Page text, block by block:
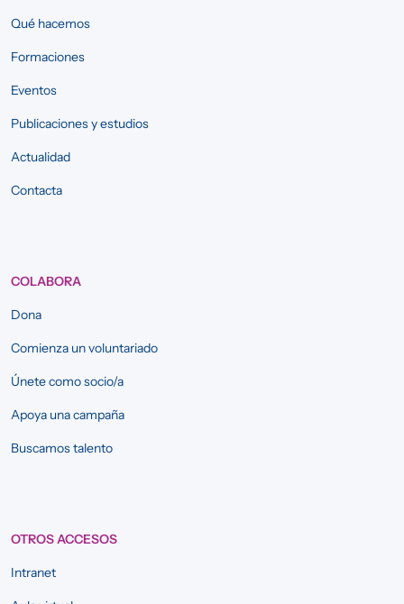
Qué hacemos
Formaciones
Eventos
Publicaciones y estudios
Actualidad
Contacta
COLABORA
Dona
Comienza un voluntariado
Únete como socio/a
Apoya una campaña
Buscamos talento
OTROS ACCESOS
Intranet